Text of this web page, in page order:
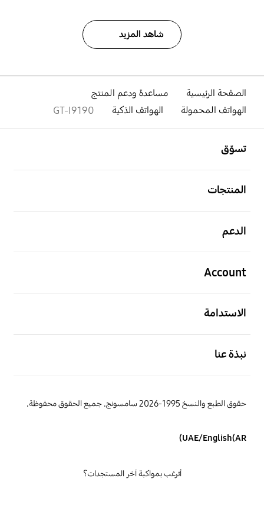
شاهد المزيد
الصفحة الرئيسية
مساعدة ودعم المنتج
الهواتف المحمولة
الهواتف الذكية GT-I9190
تسوّق
المنتجات
الدعم
Account
الاستدامة
نبذة عنا
حقوق الطبع والنسخ 1995-2026 سامسونج. جميع الحقوق محفوظة.
UAE/English(AR)
أترغب بمواكبة آخر المستجدات؟